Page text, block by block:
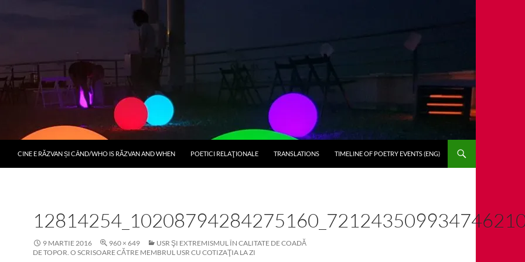
CINE E RĂZVAN ȘI CÂND/WHO IS RĂZVAN AND WHEN POETICI RELAŢIONALE TRANSLATIONS TIMELINE OF POETRY EVENTS (ENG)
9 MARTIE 2016 960 × 649
USR ŞI EXTREMISMUL ÎN CALITATE DE COADĂ
DE TOPOR. O SCRISOARE CĂTRE MEMBRUL USR CU COTIZAŢIA LA ZI